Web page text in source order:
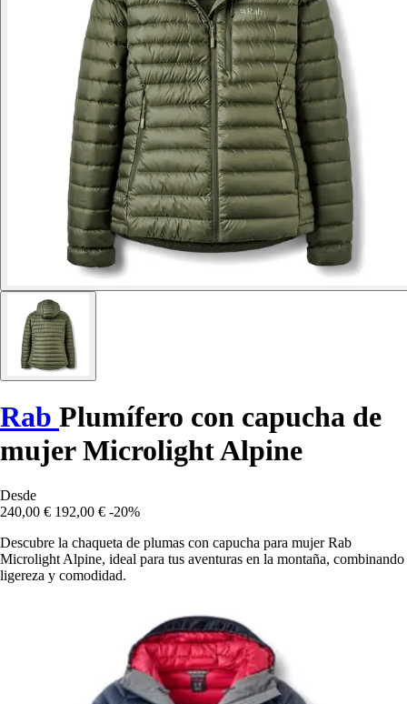
Rab Plumífero con capucha de
mujer Microlight Alpine
Desde
240,00 € 192,00 € -20%
Descubre la chaqueta de plumas con capucha para mujer Rab
Microlight Alpine, ideal para tus aventuras en la montaña, combinando
ligereza y comodidad.